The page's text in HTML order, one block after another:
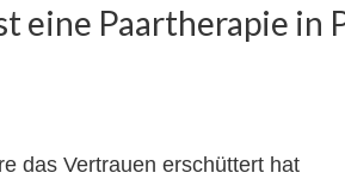
eine Paartherapie in
das Vertrauen erschüttert hat